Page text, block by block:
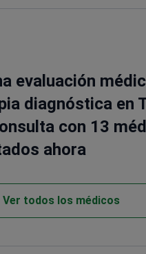
evaluación
diagnóstica en
con 13
ahora
Ver todos los médicos